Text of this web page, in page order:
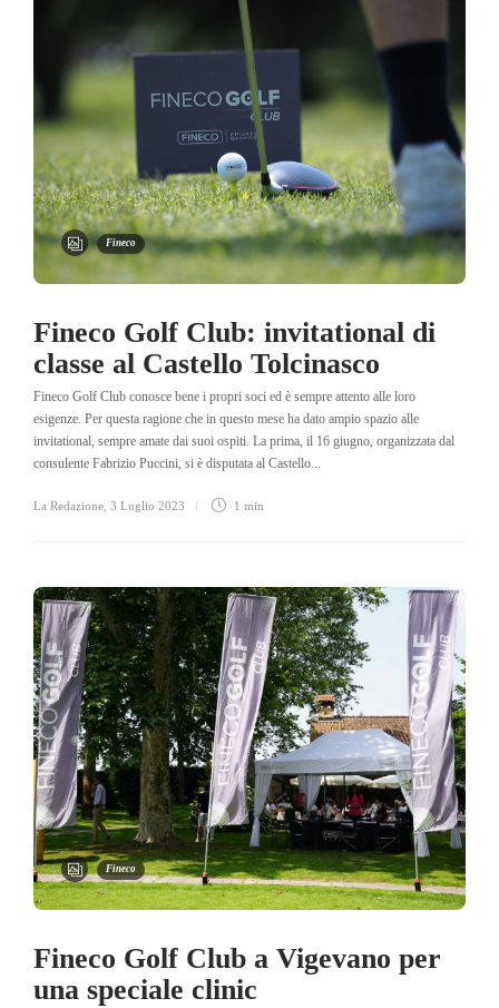
Fineco
Fineco Golf Club: invitational di
classe al Castello Tolcinasco
Fineco Golf Club conosce bene i propri soci ed è sempre attento alle loro
esigenze. Per questa ragione che in questo mese ha dato ampio spazio alle
invitational, sempre amate dai suoi ospiti. La prima, il 16 giugno, organizzata dal
consulente Fabrizio Puccini, si è disputata al Castello...
La Redazione 3 Luglio 2023 1 min
Fineco
Fineco Golf Club a Vigevano per
una speciale clinic